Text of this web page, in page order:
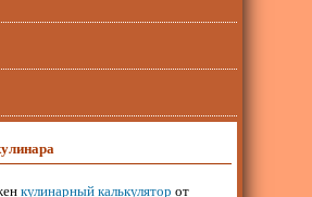
кулинарный калькулятор от